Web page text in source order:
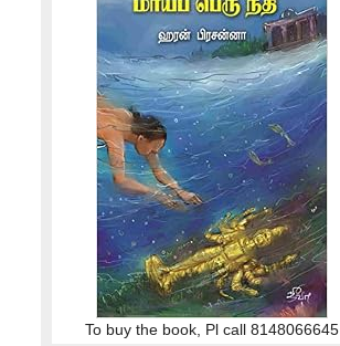
To buy the book, Pl call 8148066645